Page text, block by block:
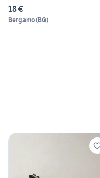
18 €
Bergamo(BG)